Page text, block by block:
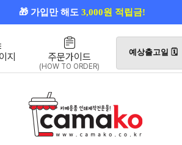
🎁 가입만 해도 3,000원 적립금!
😊 카톡으로 더 빠른 견적 확인!
🎉 첫 인쇄 주문
🎁 가입만 해도3,000원 적립금!
지 주문가이드
(HOW TO ORDER)
예상출고일 🗓️